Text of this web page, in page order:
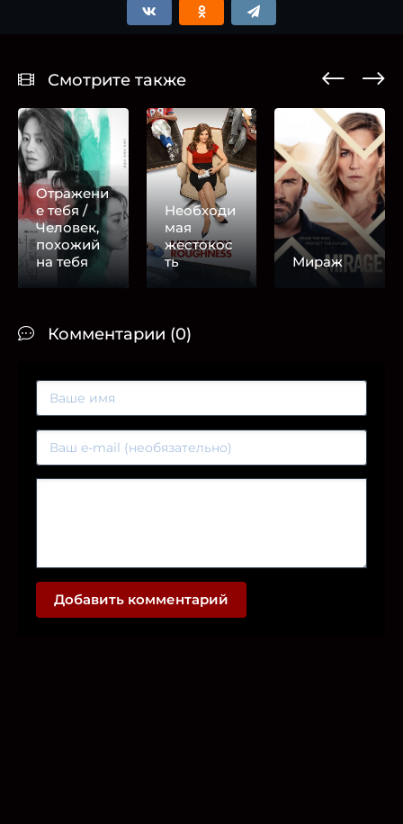
Смотрите также
Отражени
е тебя /
Человек,
похожий
на тебя
Необходи
мая
жестокос
ть
Мираж
Комментарии (0)
Добавить комментарий